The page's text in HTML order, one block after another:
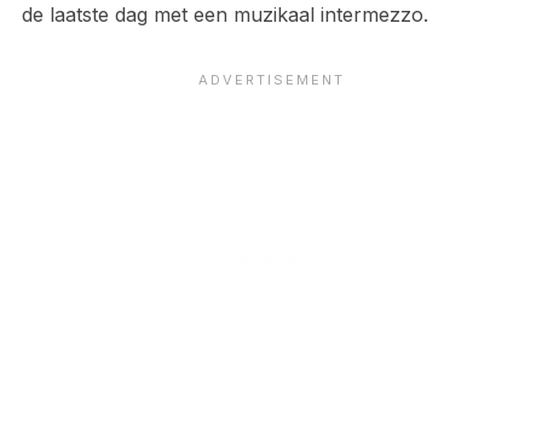
de laatste dag met een muzikaal intermezzo.